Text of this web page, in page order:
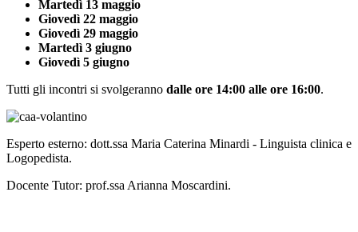
Martedì 13 maggio
Giovedì 22 maggio
Giovedì 29 maggio
Martedì 3 giugno
Giovedì 5 giugno
Tutti gli incontri si svolgeranno dalle ore 14:00 alle ore 16:00.
Esperto esterno: dott.ssa Maria Caterina Minardi - Linguista clinica e
Logopedista.
Docente Tutor: prof.ssa Arianna Moscardini.